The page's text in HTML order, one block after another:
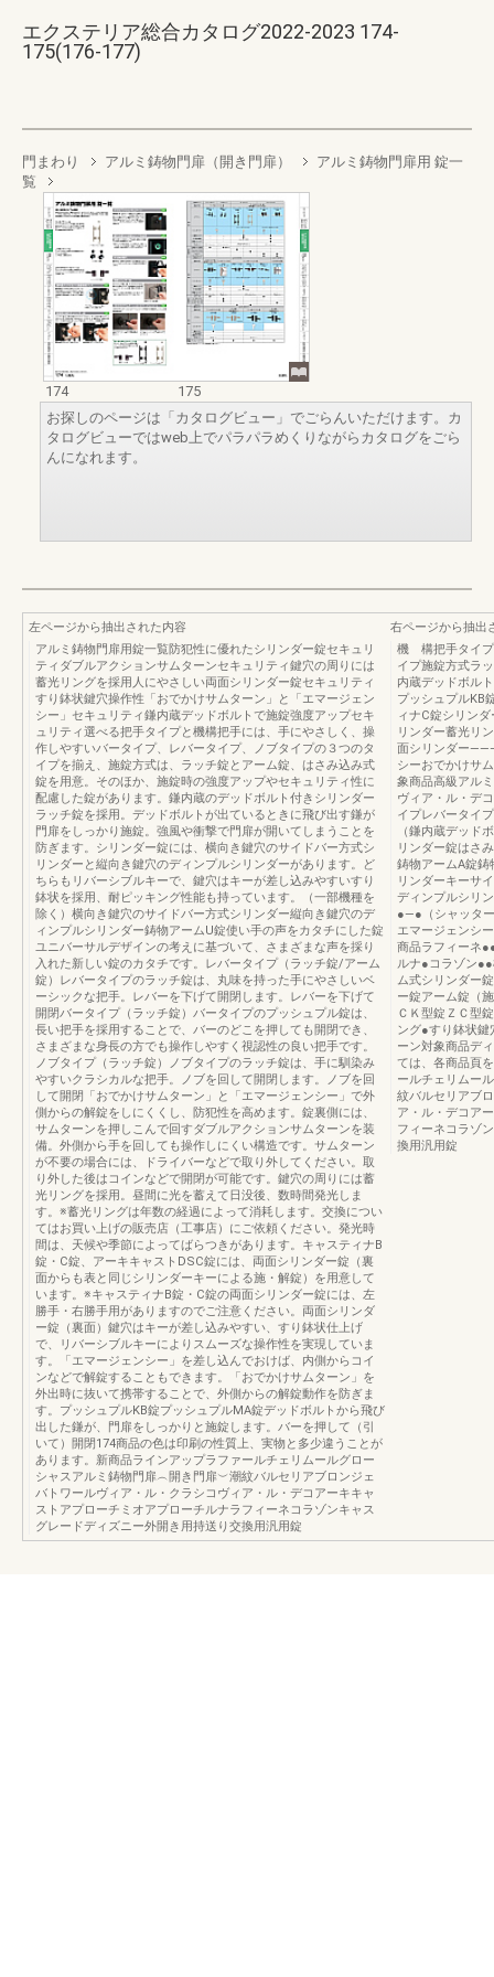
エクステリア総合カタログ2022-2023 174-
175(176-177)
門まわり アルミ鋳物門扉（開き門扉）
アルミ鋳物門扉用 錠一
覧
174
175
お探しのページは「カタログビュー」でごらんいただけます。カ
タログビューではweb上でパラパラめくりながらカタログをごら
んになれます。
左ページから抽出された内容
アルミ鋳物門扉用錠一覧防犯性に優れたシリンダー錠セキュリ
ティダブルアクションサムターンセキュリティ鍵穴の周りには
蓄光リングを採用人にやさしい両面シリンダー錠セキュリティ
すり鉢状鍵穴操作性「おでかけサムターン」と「エマージェン
シー」セキュリティ鎌内蔵デッドボルトで施錠強度アップセキ
ュリティ選べる把手タイプと機構把手には、手にやさしく、操
作しやすいバータイプ、レバータイプ、ノブタイプの３つのタ
イプを揃え、施錠方式は、ラッチ錠とアーム錠、はさみ込み式
錠を用意。そのほか、施錠時の強度アップやセキュリティ性に
配慮した錠があります。鎌内蔵のデッドボルト付きシリンダー
ラッチ錠を採用。デッドボルトが出ているときに飛び出す鎌が
門扉をしっかり施錠。強風や衝撃で門扉が開いてしまうことを
防ぎます。シリンダー錠には、横向き鍵穴のサイドバー方式シ
リンダーと縦向き鍵穴のディンプルシリンダーがあります。ど
ちらもリバーシブルキーで、鍵穴はキーが差し込みやすいすり
鉢状を採用、耐ピッキング性能も持っています。（一部機種を
除く）横向き鍵穴のサイドバー方式シリンダー縦向き鍵穴のデ
ィンプルシリンダー鋳物アームU錠使い手の声をカタチにした錠
ユニバーサルデザインの考えに基づいて、さまざまな声を採り
入れた新しい錠のカタチです。レバータイプ（ラッチ錠/アーム
錠）レバータイプのラッチ錠は、丸味を持った手にやさしいベ
ーシックな把手。レバーを下げて開閉します。レバーを下げて
開閉バータイプ（ラッチ錠）バータイプのプッシュプル錠は、
長い把手を採用することで、バーのどこを押しても開閉でき、
さまざまな身長の方でも操作しやすく視認性の良い把手です。
ノブタイプ（ラッチ錠）ノブタイプのラッチ錠は、手に馴染み
やすいクラシカルな把手。ノブを回して開閉します。ノブを回
して開閉「おでかけサムターン」と「エマージェンシー」で外
側からの解錠をしにくくし、防犯性を高めます。錠裏側には、
サムターンを押しこんで回すダブルアクションサムターンを装
備。外側から手を回しても操作しにくい構造です。サムターン
が不要の場合には、ドライバーなどで取り外してください。取
り外した後はコインなどで開閉が可能です。鍵穴の周りには蓄
光リングを採用。昼間に光を蓄えて日没後、数時間発光しま
す。※蓄光リングは年数の経過によって消耗します。交換につい
てはお買い上げの販売店（工事店）にご依頼ください。発光時
間は、天候や季節によってばらつきがあります。キャスティナB
錠・C錠、アーキキャストDSC錠には、両面シリンダー錠（裏
面からも表と同じシリンダーキーによる施・解錠）を用意して
います。※キャスティナB錠・C錠の両面シリンダー錠には、左
勝手・右勝手用がありますのでご注意ください。両面シリンダ
ー錠（裏面）鍵穴はキーが差し込みやすい、すり鉢状仕上げ
で、リバーシブルキーによりスムーズな操作性を実現していま
す。「エマージェンシー」を差し込んでおけば、内側からコイ
ンなどで解錠することもできます。「おでかけサムターン」を
外出時に抜いて携帯することで、外側からの解錠動作を防ぎま
す。プッシュプルKB錠プッシュプルMA錠デッドボルトから飛び
出した鎌が、門扉をしっかりと施錠します。バーを押して（引
いて）開閉174商品の色は印刷の性質上、実物と多少違うことが
あります。新商品ラインアップラファールチェリムールグロー
シャスアルミ鋳物門扉︵開き門扉︶潮紋バルセリアブロンジェ
バトワールヴィア・ル・クラシコヴィア・ル・デコアーキキャ
ストアプローチミオアプローチルナラフィーネコラゾンキャス
グレードディズニー外開き用持送り交換用汎用錠
右ページから抽出
機 構把手タイプ
イプ施錠方式ラ
内蔵デッドボル
プッシュプルKB
ィナC錠シリン
リンダー蓄光リ
面シリンダー
シーおでかけサ
象商品高級アル
ヴィア・ル・デ
イプレバータイ
（鎌内蔵デッド
リンダー錠はさ
鋳物アームA錠鋳
リンダーキーサ
ディンプルシリ
●―●（シャッタ
エマージェンシ
商品ラフィーネ
ルナ●コラゾン
ム式シリンダー
ー錠アーム錠（
ＣＫ型錠ＺＣ型
ング●すり鉢状鍵
ーン対象商品デ
ては、各商品頁
ールチェリムー
紋バルセリアブ
ア・ル・デコア
フィーネコラゾ
換用汎用錠